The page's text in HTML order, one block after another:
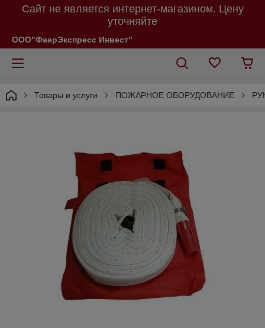
Сайт не является интернет-магазином. Цену
уточняйте
ООО"ФаерЭкспресс Инвест"
Товары и услуги ПОЖАРНОЕ ОБОРУДОВАНИЕ